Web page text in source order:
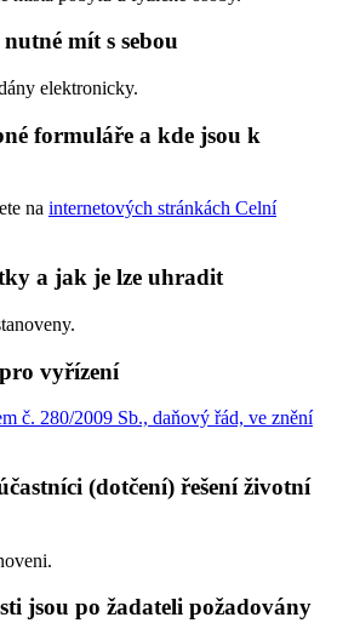
mít s sebou
elektronicky.
formuláře a kde jsou k
na internetových stránkách Celní
a jak je lze uhradit
vyřízení
č. 280/2009 Sb., daňový řád, ve znění
(dotčení) řešení životní
jsou po žadateli požadovány